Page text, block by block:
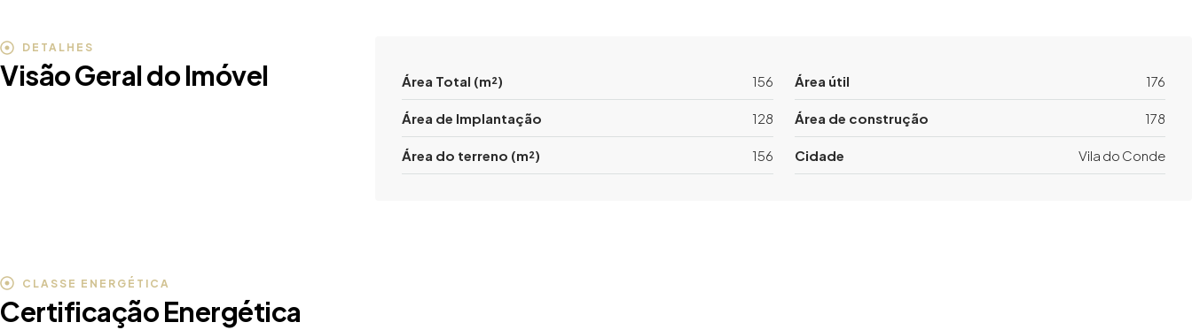
DETALHES
Visão Geral do Imóvel Área Total (m²) 156 Área útil 176
Área de Implantação 128 Área de construção 178
Área do terreno (m²) 156 Cidade Vila do Conde
CLASSE ENERGÉTICA
Certificação Energética